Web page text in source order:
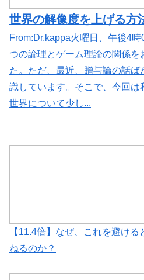
世界の解像度を上げる方
From:Dr.kappa火曜日、午後4
つの論理とゲーム理論の関係を
た。ただ、最近、贈与論の話
識しています。そこで、今回は
世界について少し...
【11.4倍】なぜ、これを避け
ねるのか？